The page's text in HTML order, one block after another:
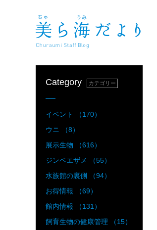
Category カテゴリー
イベント （170）
ウニ （8）
展示生物 （616）
ジンベエザメ （55）
水族館の裏側 （94）
お得情報 （69）
館内情報 （131）
飼育生物の健康管理 （15）